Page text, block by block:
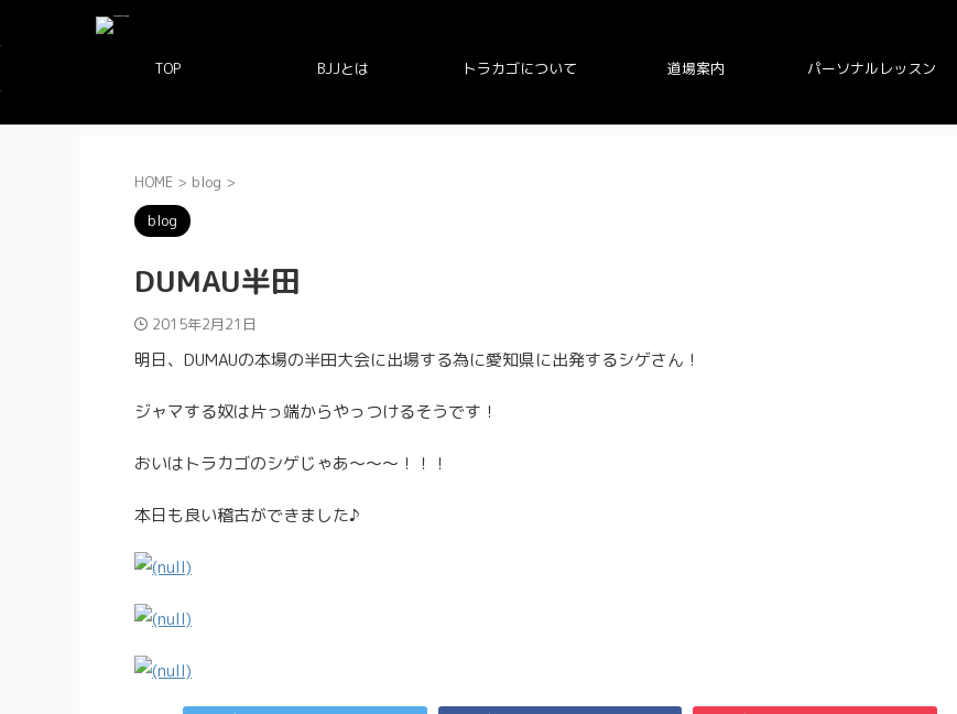
TOP BJJとは トラカゴについて 道場案内 パーソナルレッスン
HOME > blog >
blog
DUMAU半田
2015年2月21日
明日、DUMAUの本場の半田大会に出場する為に愛知県に出発するシゲさん！
ジャマする奴は片っ端からやっつけるそうです！
おいはトラカゴのシゲじゃあ〜〜〜！！！
本日も良い稽古ができました♪